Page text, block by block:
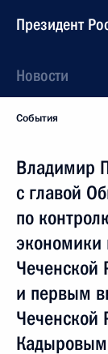
Президент
Новости
События
Владимир
с главой
по
экономики
Чеченской
и первым
Чеченской
Кадыровым